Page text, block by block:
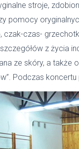
stroje,
pomocy
czas-
z życia
ze skóry, a także
Podczas